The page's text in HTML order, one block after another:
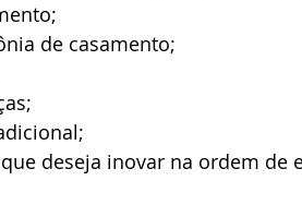
de casamento;
deseja inovar na ordem de